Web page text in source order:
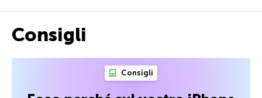
Consigli
Consigli